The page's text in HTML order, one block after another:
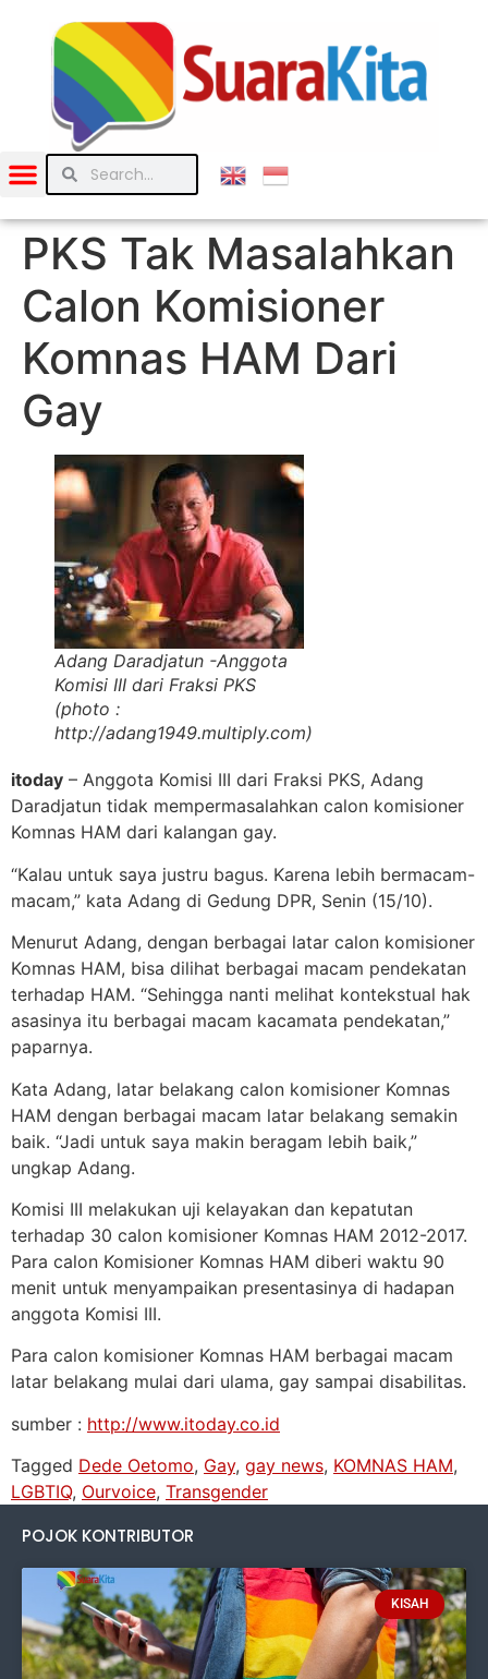
PKS Tak Masalahkan
Calon Komisioner
Komnas HAM Dari
Gay
Adang Daradjatun -Anggota
Komisi III dari Fraksi PKS
(photo :
http://adang1949.multiply.com)
itoday – Anggota Komisi III dari Fraksi PKS, Adang
Daradjatun tidak mempermasalahkan calon komisioner
Komnas HAM dari kalangan gay.
“Kalau untuk saya justru bagus. Karena lebih bermacam-
macam,” kata Adang di Gedung DPR, Senin (15/10).
Menurut Adang, dengan berbagai latar calon komisioner
Komnas HAM, bisa dilihat berbagai macam pendekatan
terhadap HAM. “Sehingga nanti melihat kontekstual hak
asasinya itu berbagai macam kacamata pendekatan,”
paparnya.
Kata Adang, latar belakang calon komisioner Komnas
HAM dengan berbagai macam latar belakang semakin
baik. “Jadi untuk saya makin beragam lebih baik,”
ungkap Adang.
Komisi III melakukan uji kelayakan dan kepatutan
terhadap 30 calon komisioner Komnas HAM 2012-2017.
Para calon Komisioner Komnas HAM diberi waktu 90
menit untuk menyampaikan presentasinya di hadapan
anggota Komisi III.
Para calon komisioner Komnas HAM berbagai macam
latar belakang mulai dari ulama, gay sampai disabilitas.
sumber : http://www.itoday.co.id
Tagged Dede Oetomo, Gay, gay news, KOMNAS HAM,
LGBTIQ, Ourvoice, Transgender
POJOK KONTRIBUTOR
KISAH